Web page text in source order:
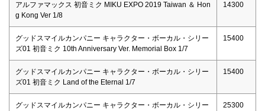
アルファマックス 初音ミク MIKU EXPO 2019 Taiwan ＆ Hon
g Kong Ver 1/8
14300
グッドスマイルカンパニー キャラクター・ボーカル・シリー
ズ01 初音ミク 10th Anniversary Ver. Memorial Box 1/7
15400
グッドスマイルカンパニー キャラクター・ボーカル・シリー
ズ01 初音ミク Land of the Eternal 1/7
15400
グッドスマイルカンパニー キャラクター・ボーカル・シリー
25300